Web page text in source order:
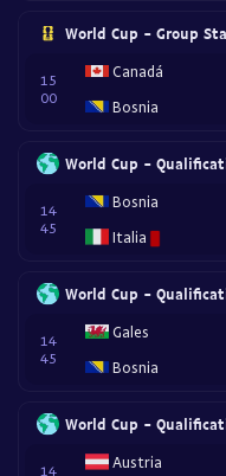
World Cup - Group
15
00
Canadá
Bosnia
World Cup -
14
45
Bosnia
Italia
World Cup -
14
45
Gales
Bosnia
World Cup -
14
Austria